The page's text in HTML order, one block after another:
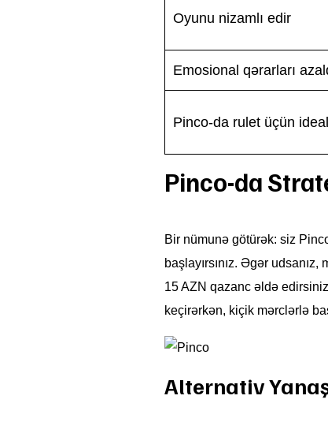
Oyunu nizamlı edir
Emosional qərarları
Pinco-da rulet üçün
Pinco-da
Bir nümunə götürək: siz
başlayırsınız. Əgər
15 AZN qazanc əldə
keçirərkən, kiçik mərclərlə
Alternativ